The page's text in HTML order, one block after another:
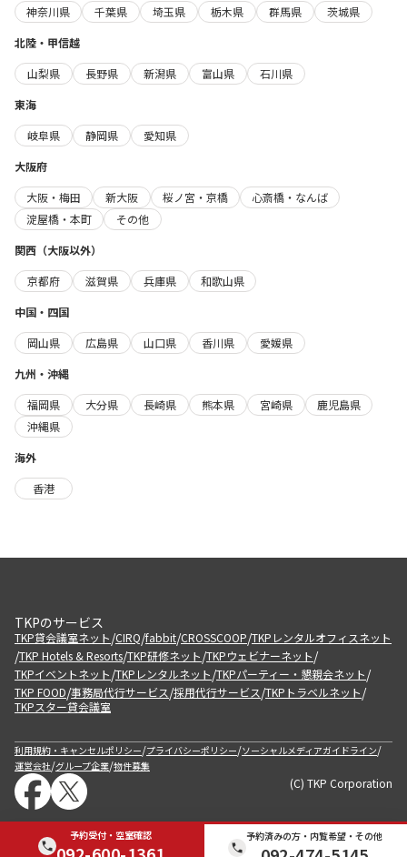
予約受付・空室確認 予約済みの方・内覧希望・その他
神奈川県
千葉県 埼玉県 栃木県 群馬県
茨城県
北陸・甲信越
山梨県
長野県 新潟県 富山県
石川県
東海
岐阜県
静岡県
愛知県
大阪府
大阪・梅田
新大阪 桜ノ宮・京橋
心斎橋・なんば
淀屋橋・本町
その他
関西（大阪以外）
京都府
滋賀県 兵庫県
和歌山県
中国・四国
岡山県
広島県 山口県 香川県
愛媛県
九州・沖縄
福岡県
大分県 長崎県 熊本県 宮崎県
鹿児島県
沖縄県
海外
香港
TKPのサービス
TKP貸会議室ネット/CIRQ/fabbit/CROSSCOOP/TKPレンタルオフィスネット
/TKP Hotels & Resorts/TKP研修ネット/TKPウェビナーネット/
TKPイベントネット/TKPレンタルネット/TKPパーティー・懇親会ネット/
TKP FOOD/事務局代行サービス/採用代行サービス/TKPトラベルネット/
TKPスター貸会議室
利用規約・キャンセルポリシー/プライバシーポリシー/ソーシャルメディアガイドライン/
運営会社/グループ企業/物件募集
(C) TKP Corporation